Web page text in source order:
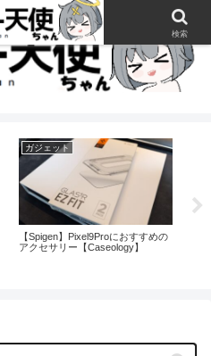
ガジェット
【Spigen】Pixel9Proにおすすめの
アクセサリー【Caseology】
検索